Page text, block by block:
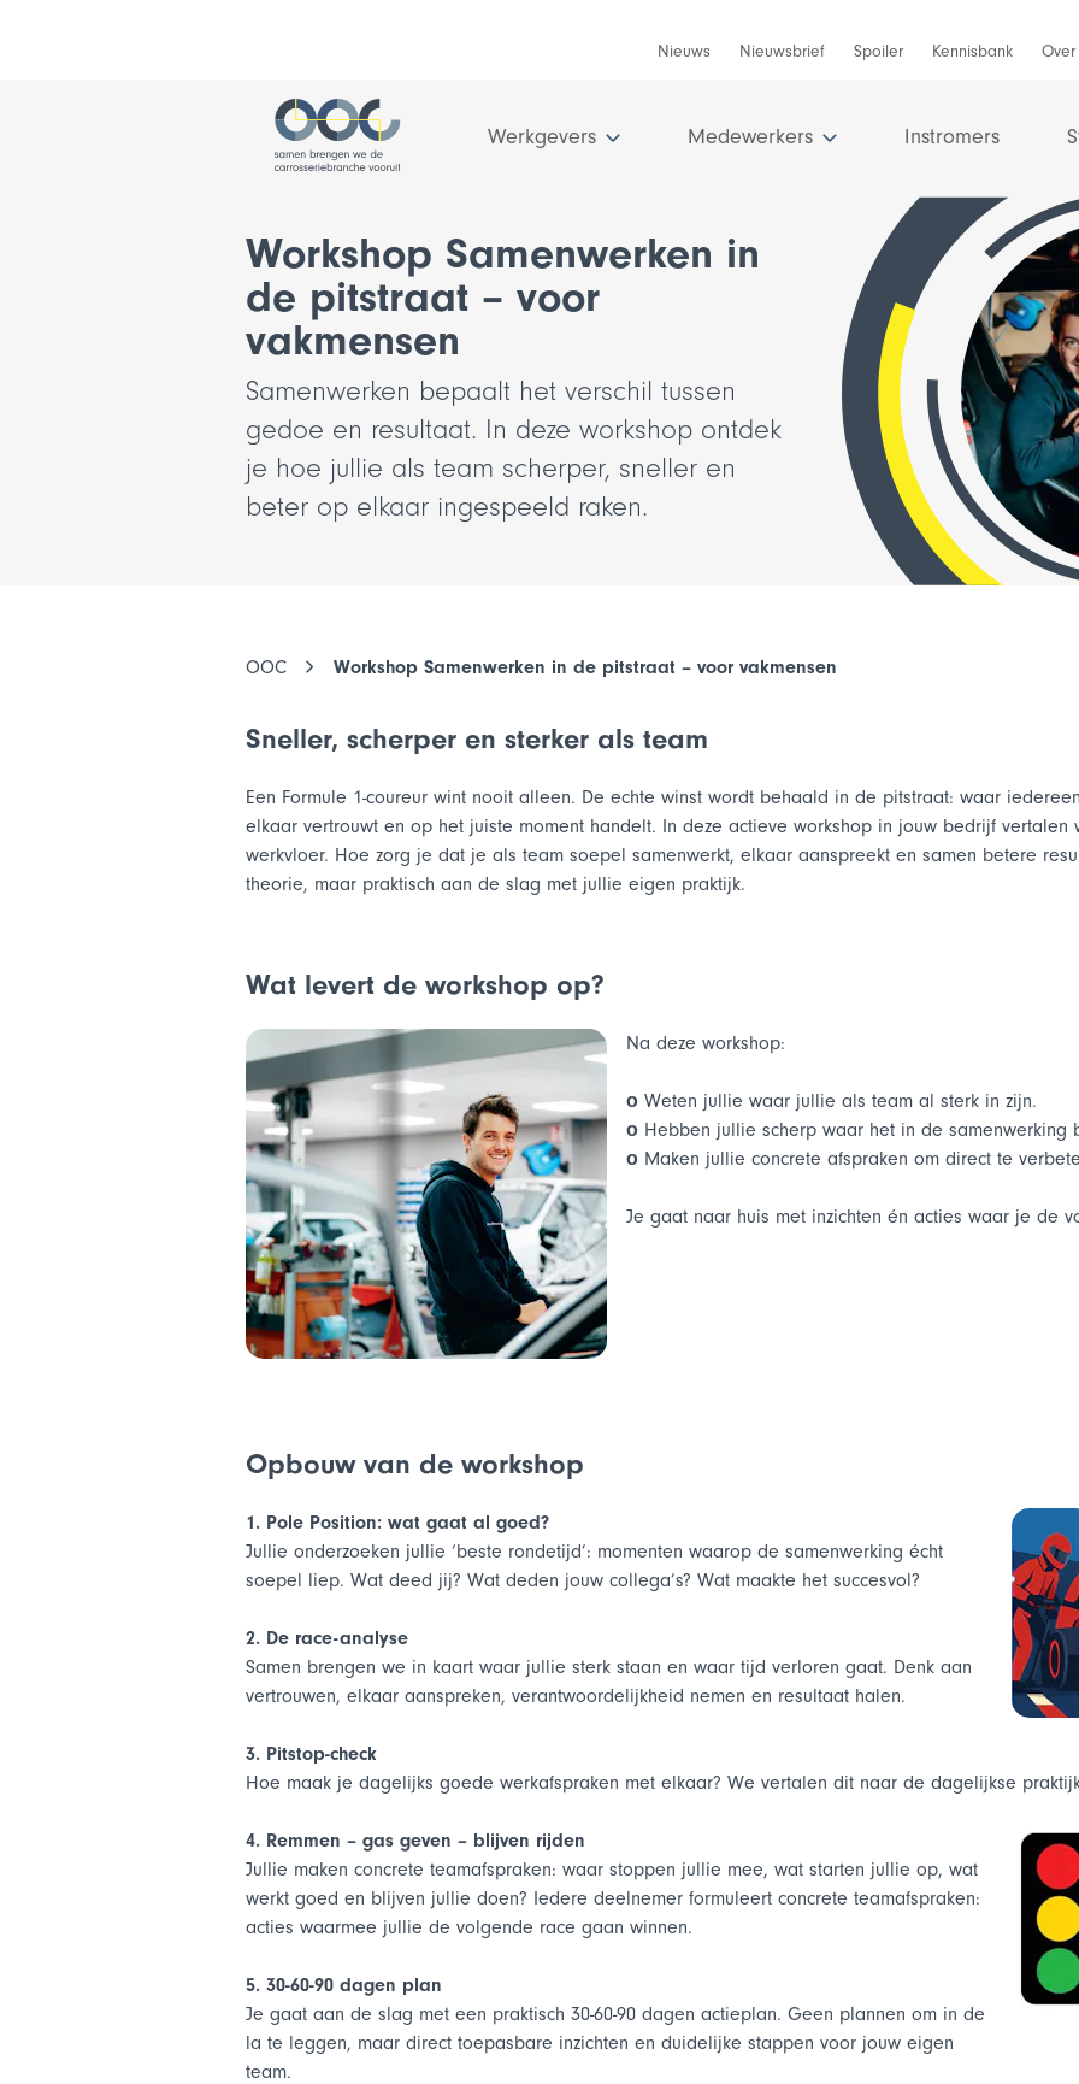
Nieuws Nieuwsbrief Spoiler Kennisbank Over
Werkgevers
Thema’s
Waarom investeren in talentontwikkeling?
Hoe kun je talent vinden, opleiden en
Veilig en gezond werken
Adviseurs
Adviseur Werkgeverschap
Coach
Adviseur Onderwijs en Arbeidsmarkt
Workshops
Online workshop voor leidinggevenden van
praktijkopleiders
Workshop Boost je bedrijfsresultaten
Workshop Leidinggeven
Workshop Fit voor de toekomst
Workshop Loopbaankompas
Workshop De kunst van een goed gesprek
Workshop Regie en respect in klantcontact
Vergoedingen
Opleiden zij-instromers
Medewerkers
Thema’s
Ontwikkel je vakmanschap
Werk veilig en blijf fit
Houd balans tussen werk en privé
Adviseurs
Branchevertrouwenspersoon
Workshops
Online workshop voor praktijkopleiders
Femme Tech: voor vrouwen in de techniek
Workshop Loopbaankompas voor vakmensen
Workshop Regie en respect in klantcontact
Workshop Opvolger in zicht
Workshop Samenwerken in de pitstraat –
voor vakmensen
EVC
Scholing van Werkenden
Instromers
Workshop Samenwerken in
de pitstraat – voor
vakmensen
Samenwerken bepaalt het verschil tussen
gedoe en resultaat. In deze workshop ontdek
je hoe jullie als team scherper, sneller en
beter op elkaar ingespeeld raken.
OOC Workshop Samenwerken in de pitstraat – voor vakmensen
Sneller, scherper en sterker als team
Een Formule 1-coureur wint nooit alleen. De echte winst wordt behaald in de pitstraat: waar
elkaar vertrouwt en op het juiste moment handelt. In deze actieve workshop in jouw bedrijf
werkvloer. Hoe zorg je dat je als team soepel samenwerkt, elkaar aanspreekt en samen betere
theorie, maar praktisch aan de slag met jullie eigen praktijk.
Wat levert de workshop op?
Na deze workshop:
ο Weten jullie waar jullie als team al sterk in zijn.
ο Hebben jullie scherp waar het in de samenwerking
ο Maken jullie concrete afspraken om direct te
Je gaat naar huis met inzichten én acties waar je de
Opbouw van de workshop
1. Pole Position: wat gaat al goed?
Jullie onderzoeken jullie ‘beste rondetijd’: momenten waarop de samenwerking écht
soepel liep. Wat deed jij? Wat deden jouw collega’s? Wat maakte het succesvol?
2. De race-analyse
Samen brengen we in kaart waar jullie sterk staan en waar tijd verloren gaat. Denk aan
vertrouwen, elkaar aanspreken, verantwoordelijkheid nemen en resultaat halen.
3. Pitstop-check
Hoe maak je dagelijks goede werkafspraken met elkaar? We vertalen dit naar de dagelijkse
4. Remmen – gas geven – blijven rijden
Jullie maken concrete teamafspraken: waar stoppen jullie mee, wat starten jullie op, wat
werkt goed en blijven jullie doen? Iedere deelnemer formuleert concrete teamafspraken:
acties waarmee jullie de volgende race gaan winnen.
5. 30-60-90 dagen plan
Je gaat aan de slag met een praktisch 30-60-90 dagen actieplan. Geen plannen om in de
la te leggen, maar direct toepasbare inzichten en duidelijke stappen voor jouw eigen
team.